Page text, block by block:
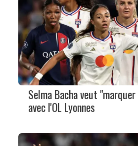
Selma Bacha veut
avec l'OL Lyonnes